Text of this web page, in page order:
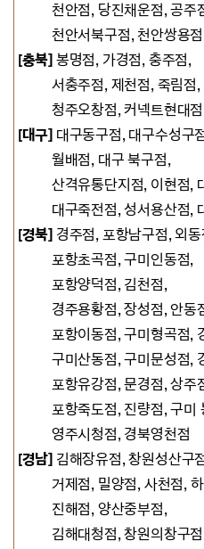
천안점, 당진채운점, 공주
천안서북구점, 천안쌍용점
[충북] 봉명점, 가경점, 충주점,
서충주점, 제천점, 죽림점,
청주오창점, 커넥트현대점
[대구] 대구동구점, 대구수성구
월배점, 대구 북구점,
산격유통단지점, 이현점,
대구죽전점, 성서용산점,
[경북] 경주점, 포항남구점,외
포항초곡점, 구미인동점,
포항양덕점, 김천점,
경주용황점, 장성점, 안동
포항이동점, 구미형곡점,
구미산동점, 구미문성점,
포항유강점, 문경점, 상주
포항죽도점, 진량점, 구미
영주시청점, 경북영천점
[경남] 김해장유점, 창원성산구
거제점, 밀양점, 사천점,
진해점, 양산중부점,
김해대청점, 창원의창구점,